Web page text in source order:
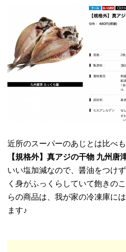
近所のスーパーのあじとは比べ
【規格外】真アジの干物 九州唐
いい塩加減なので、醤油をつけ
く身がふっくらしていて飽きの
らの商品は、我が家の冷凍庫に
ます♪